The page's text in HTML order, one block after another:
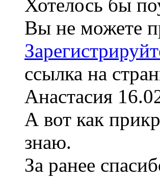
Хотелось бы
Вы не можете
ссылка на
Анастасия
А вот как
знаю.
За ранее